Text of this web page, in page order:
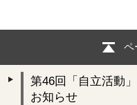
ペ
第46回「自立活動
お知らせ